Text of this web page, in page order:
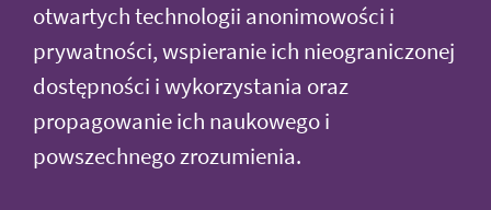
otwartych technologii anonimowości i
prywatności, wspieranie ich nieograniczonej
dostępności i wykorzystania oraz
propagowanie ich naukowego i
powszechnego zrozumienia.